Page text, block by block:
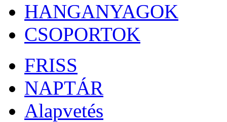
HANGANYAGOK
CSOPORTOK
FRISS
NAPTÁR
Alapvetés